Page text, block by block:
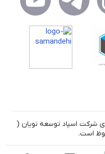
شرکت اسپاد توسعه نویان (
است.